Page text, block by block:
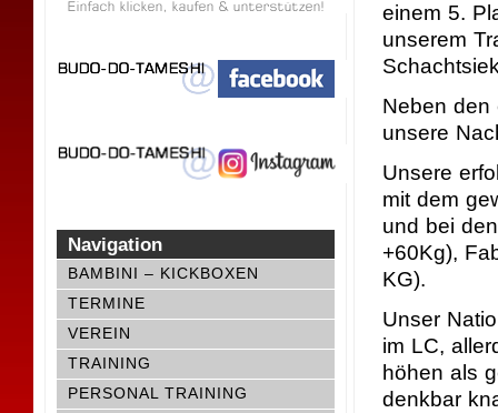
Navigation
BAMBINI – KICKBOXEN
TERMINE
VEREIN
TRAINING
PERSONAL TRAINING
einem 5.
unserem
Neben den
unsere
Unsere
mit dem
und bei
+60Kg),
KG).
Unser
im LC,
höhen als
denkbar